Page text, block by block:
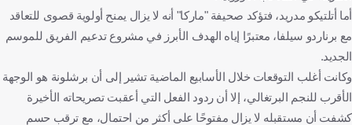
أما أتلتيكو مدريد، فتؤكد صحيفة "ماركا" أنه لا يزال يمنح أولوية قصوى للتعاقد
مع برناردو سيلفا، معتبرًا إياه الهدف الأبرز في مشروع تدعيم الفريق للموسم
الجديد.
وكانت أغلب التوقعات خلال الأسابيع الماضية تشير إلى أن برشلونة هو الوجهة
الأقرب للنجم البرتغالي، إلا أن ردود الفعل التي أعقبت تصريحاته الأخيرة
كشفت أن مستقبله لا يزال مفتوحًا على أكثر من احتمال، مع ترقب حسم